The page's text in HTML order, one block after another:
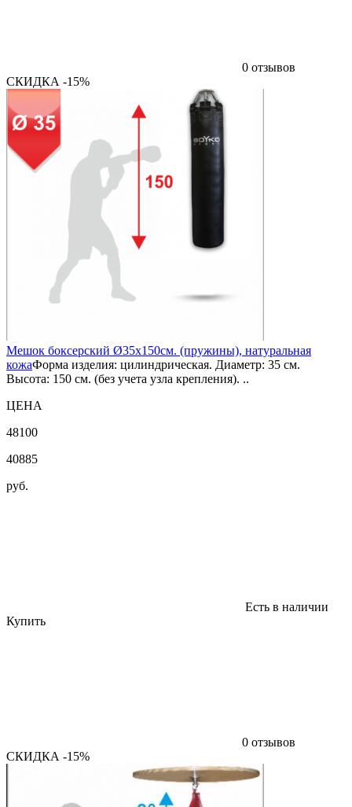
0 отзывов
СКИДКА -15%
Мешок боксерский Ø35х150см. (пружины), натуральная
кожаФорма изделия: цилиндрическая. Диаметр: 35 см.
Высота: 150 см. (без учета узла крепления). ..
ЦЕНА
48100
40885
руб.
Есть в наличии
Купить
0 отзывов
СКИДКА -15%